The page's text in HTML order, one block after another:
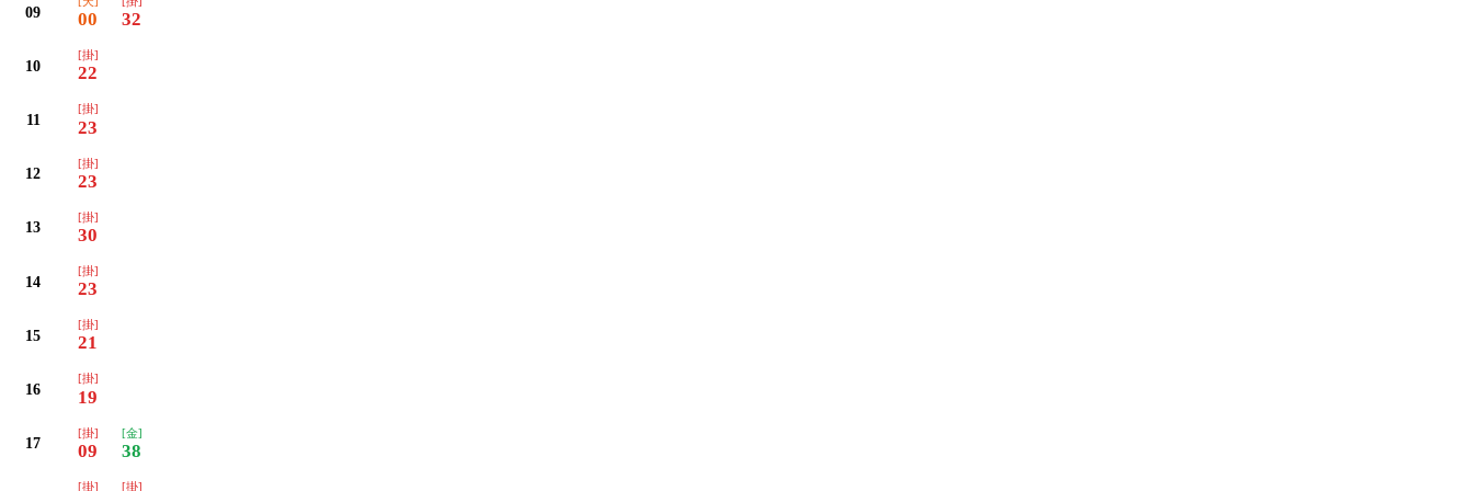
09 00 32
10
[掛]
22
11
[掛]
23
12
[掛]
23
13
[掛]
30
14
[掛]
23
15
[掛]
21
16
[掛]
19
17
[掛]
09
[金]
38
[掛] [掛]